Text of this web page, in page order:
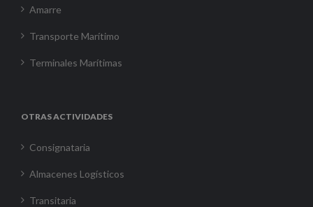
Amarre
Transporte Marítimo
Terminales Marítimas
OTRAS ACTIVIDADES
Consignataria
Almacenes Logísticos
Transitaria